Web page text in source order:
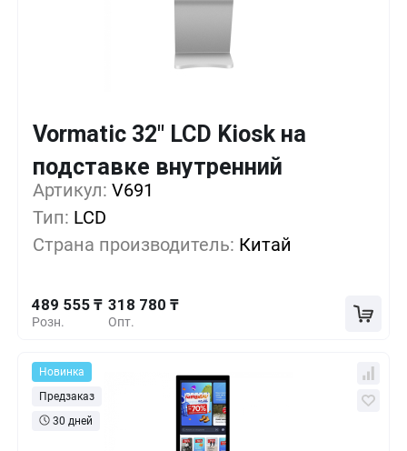
Vormatic 32" LCD Kiosk на
подставке внутренний
Артикул: V691
Тип: LCD
Страна производитель: Китай
Розн.
489 555 ₸
Опт.
318 780 ₸
1+ 0%
5+
10+ -23%
Новинка
Предзаказ
30 дней